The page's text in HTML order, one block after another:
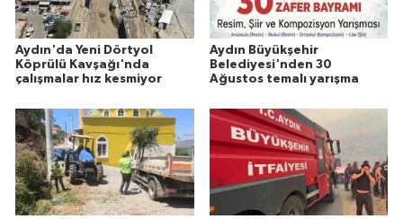
Aydın'da Yeni Dörtyol
Köprülü Kavşağı'nda
çalışmalar hız kesmiyor
Aydın Büyükşehir
Belediyesi'nden 30
Ağustos temalı yarışma